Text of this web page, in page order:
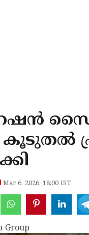
കൂടുതൽ
Mar 6, 2026, 18:00 IST
Group